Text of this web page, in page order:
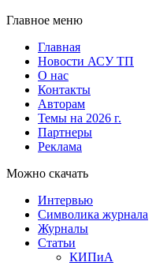
Главное меню
Главная
Новости АСУ ТП
О нас
Контакты
Авторам
Темы на 2026 г.
Партнеры
Реклама
Можно скачать
Интервью
Символика журнала
Журналы
Статьи
КИПиА